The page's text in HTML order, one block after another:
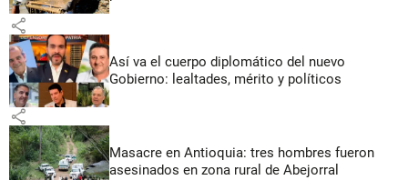
share
Así va el cuerpo diplomático del nuevo
Gobierno: lealtades, mérito y políticos
share
Masacre en Antioquia: tres hombres fueron
asesinados en zona rural de Abejorral